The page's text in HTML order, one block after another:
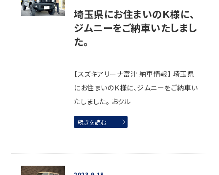
埼玉県にお住まいのＫ様に、
ジムニーをご納車いたしまし
た。
【スズキアリーナ富津 納車情報】 埼玉県
にお住まいのＫ様に、ジムニーをご納車い
たしました。 おクル
続きを読む